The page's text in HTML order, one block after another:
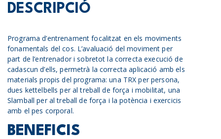
DESCRIPCIÓ
Programa d’entrenament focalitzat en els moviments
fonamentals del cos. L’avaluació del moviment per
part de l’entrenador i sobretot la correcta execució de
cadascun d’ells, permetrà la correcta aplicació amb els
materials propis del programa: una TRX per persona,
dues kettelbells per al treball de força i mobilitat, una
Slamball per al treball de força i la potència i exercicis
amb el pes corporal.
BENEFICIS